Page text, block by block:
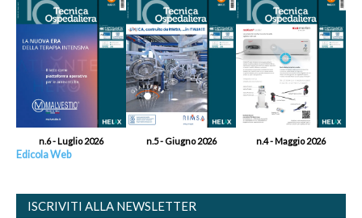
n.6 - Luglio 2026 n.5 - Giugno 2026 n.4 - Maggio 2026
Edicola Web
ISCRIVITI ALLA NEWSLETTER